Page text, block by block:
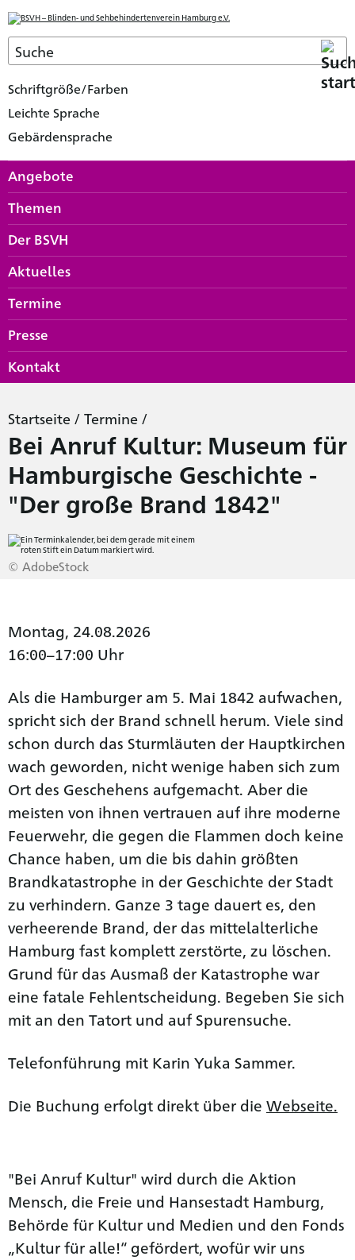
Schriftgröße/Farben
Leichte Sprache
Gebärdensprache
Angebote
Themen
Der BSVH
Aktuelles
Termine
Presse
Kontakt
Startseite / Termine /
Bei Anruf Kultur: Museum für
Hamburgische Geschichte -
"Der große Brand 1842"
© AdobeStock
Montag, 24.08.2026
16:00–17:00 Uhr
Als die Hamburger am 5. Mai 1842 aufwachen,
spricht sich der Brand schnell herum. Viele sind
schon durch das Sturmläuten der Hauptkirchen
wach geworden, nicht wenige haben sich zum
Ort des Geschehens aufgemacht. Aber die
meisten von ihnen vertrauen auf ihre moderne
Feuerwehr, die gegen die Flammen doch keine
Chance haben, um die bis dahin größten
Brandkatastrophe in der Geschichte der Stadt
zu verhindern. Ganze 3 tage dauert es, den
verheerende Brand, der das mittelalterliche
Hamburg fast komplett zerstörte, zu löschen.
Grund für das Ausmaß der Katastrophe war
eine fatale Fehlentscheidung. Begeben Sie sich
mit an den Tatort und auf Spurensuche.
Telefonführung mit Karin Yuka Sammer.
Die Buchung erfolgt direkt über die Webseite.
"Bei Anruf Kultur" wird durch die Aktion
Mensch, die Freie und Hansestadt Hamburg,
Behörde für Kultur und Medien und den Fonds
„Kultur für alle!“ gefördert, wofür wir uns